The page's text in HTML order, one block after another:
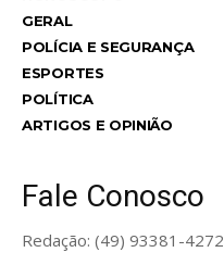
GERAL
POLÍCIA E SEGURANÇA
ESPORTES
POLÍTICA
ARTIGOS E OPINIÃO
Fale Conosco
Redação: (49) 93381-4272